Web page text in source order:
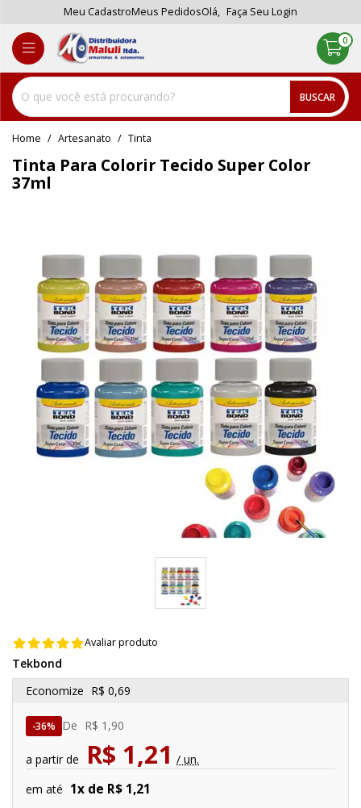
Meu CadastroMeus PedidosOlá, Faça Seu Login
BUSCAR
0
home Artesanato tinta
Tinta Para Colorir Tecido Super Color
37ml
Avaliar produto
Tekbond
De R$ 1,90
a partir de R$ 1,21 / un.
Economize R$ 0,69
36%
em até 1x de R$ 1,21